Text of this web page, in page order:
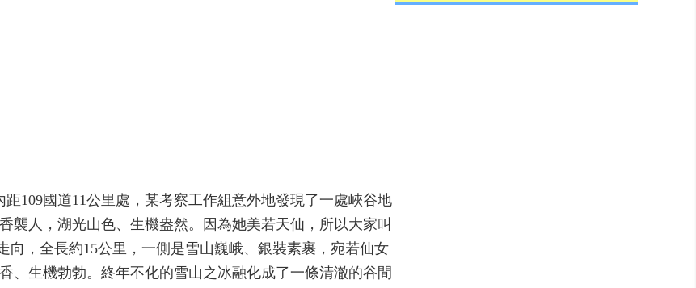
109國道11公里處，某考察工作組意外地發現了一處峽谷地
襲人，湖光山色、生機盎然。因為她美若天仙，所以大家叫
，全長約15公里，一側是雪山巍峨、銀裝素裹，宛若仙女
、生機勃勃。終年不化的雪山之冰融化成了一條清澈的谷間